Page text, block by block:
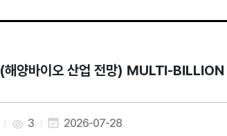
(해양바이오 산업 전망) MULTI-
3 2026-07-28